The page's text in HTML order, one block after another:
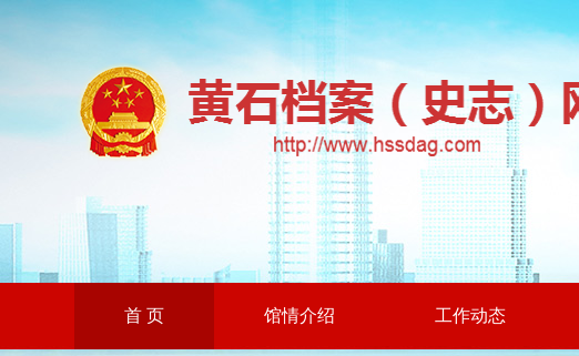
首 页 馆情介绍 工作动态